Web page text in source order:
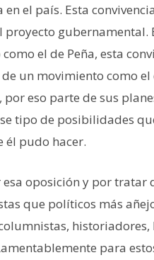
el país. Esta
gubernamental.
el de Peña, esta
un movimiento como el
eso parte de sus
tipo de posibilidades
él pudo hacer.
oposición y por tratar
que políticos más
historiadores,
para